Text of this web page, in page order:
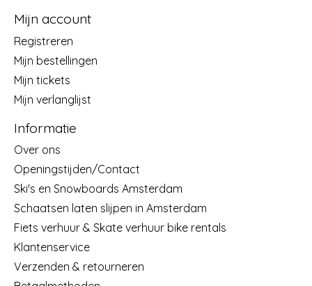
Mijn account
Registreren
Mijn bestellingen
Mijn tickets
Mijn verlanglijst
Informatie
Over ons
Openingstijden/Contact
Ski's en Snowboards Amsterdam
Schaatsen laten slijpen in Amsterdam
Fiets verhuur & Skate verhuur bike rentals
Klantenservice
Verzenden & retourneren